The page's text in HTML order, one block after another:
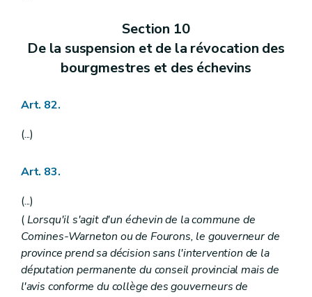
Section 10
De la suspension et de la révocation des
bourgmestres et des échevins
Art. 82.
(...)
Art. 83.
(...)
(Lorsqu'il s'agit d'un échevin de la commune de
Comines-Warneton ou de Fourons, le gouverneur de
province prend sa décision sans l'intervention de la
députation permanente du conseil provincial mais de
l'avis conforme du collège des gouverneurs de